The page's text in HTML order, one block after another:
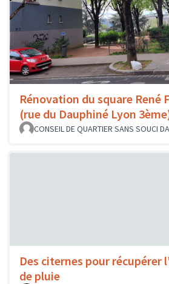
Rénovation du square René
(rue du Dauphiné Lyon
CONSEIL DE QUARTIER SANS SOUCI
Des citernes pour récupérer
de pluie